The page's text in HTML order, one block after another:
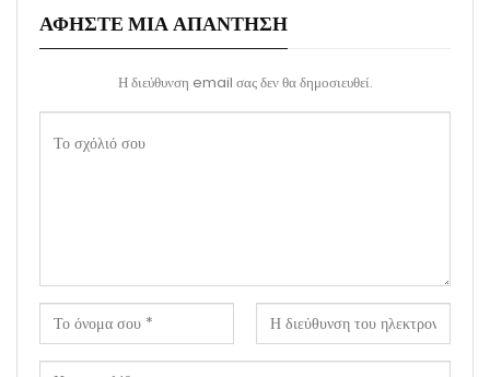
ΑΦΉΣΤΕ ΜΙΑ ΑΠΆΝΤΗΣΗ
Η διεύθυνση email σας δεν θα δημοσιευθεί.